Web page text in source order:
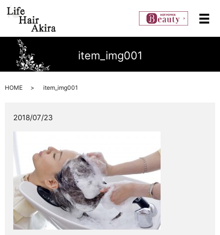
メ
item_img001
HOME item_img001
2018/07/23